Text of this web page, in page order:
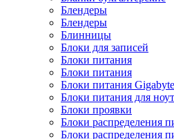
Блендеры
Блендеры
Блинницы
Блоки для записей
Блоки питания
Блоки питания
Блоки питания Gigabyte
Блоки питания для
Блоки проявки
Блоки распределения
Блоки распределения